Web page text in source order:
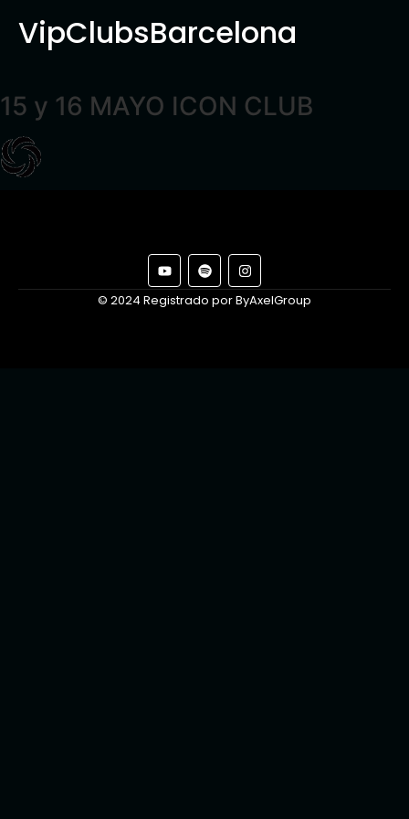
VipClubsBarcelona
15 y 16 MAYO ICON CLUB
© 2024 Registrado por ByAxelGroup